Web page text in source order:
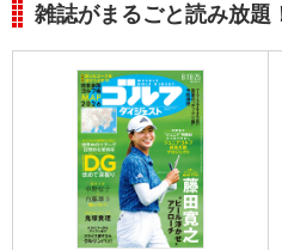
雑誌がまるごと読み放題